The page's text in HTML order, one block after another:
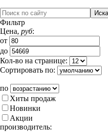
Фильтр
Цена, руб:
от
до
Кол-во на странице:
Сортировать по:
по
Хиты продаж
Новинки
Акции
производитель: